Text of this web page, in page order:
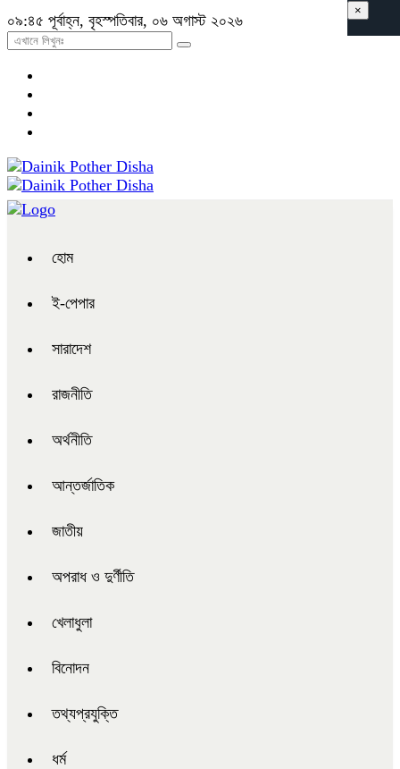
০৯:৪৫ পূর্বাহ্ন, বৃহস্পতিবার, ০৬ অগাস্ট ২০২৬
হোম
ই-পেপার
সারাদেশ
রাজনীতি
অর্থনীতি
আন্তর্জাতিক
জাতীয়
অপরাধ ও দুর্ণীতি
খেলাধুলা
বিনোদন
তথ্যপ্রযুক্তি
ধর্ম
×